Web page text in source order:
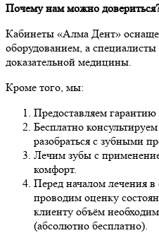
Почему нам можно
Кабинеты «Алма Дент»
оборудованием, а
доказательной медицины.
Кроме того, мы:
Предоставляем гарантию
Бесплатно
разобраться с зубными
Лечим зубы с
комфорт.
Перед началом лечения в
проводим оценку
клиенту объём
(абсолютно бесплатно).